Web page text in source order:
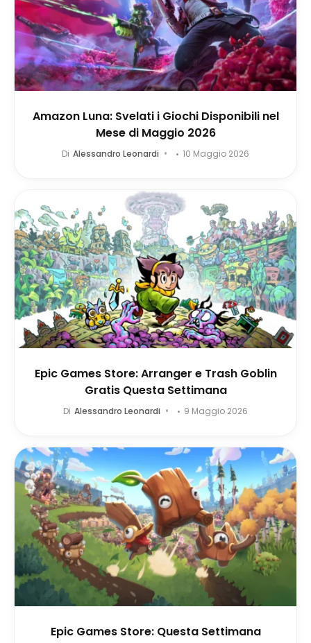
Amazon Luna: Svelati i Giochi Disponibili nel
Mese di Maggio 2026
Di Alessandro Leonardi 10 Maggio 2026
Epic Games Store: Arranger e Trash Goblin
Gratis Questa Settimana
Di Alessandro Leonardi 9 Maggio 2026
Epic Games Store: Questa Settimana